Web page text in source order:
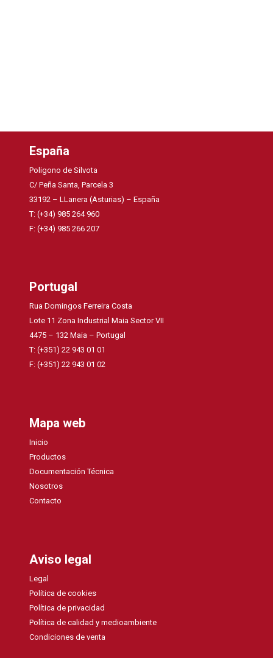
España
Poligono de Silvota
C/ Peña Santa, Parcela 3
33192 – LLanera (Asturias) – España
T: (+34) 985 264 960
F: (+34) 985 266 207
Portugal
Rua Domingos Ferreira Costa
Lote 11 Zona Industrial Maia Sector VII
4475 – 132 Maia – Portugal
T: (+351) 22 943 01 01
F: (+351) 22 943 01 02
Mapa web
Inicio
Productos
Documentación Técnica
Nosotros
Contacto
Aviso legal
Legal
Política de cookies
Política de privacidad
Política de calidad y medioambiente
Condiciones de venta